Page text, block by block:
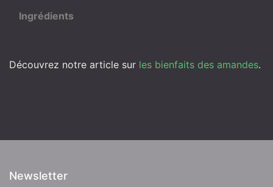
Ingrédients
Découvrez notre article sur les bienfaits des amandes.
Newsletter